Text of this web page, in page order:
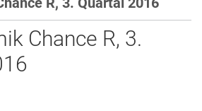
Chance R, 3.